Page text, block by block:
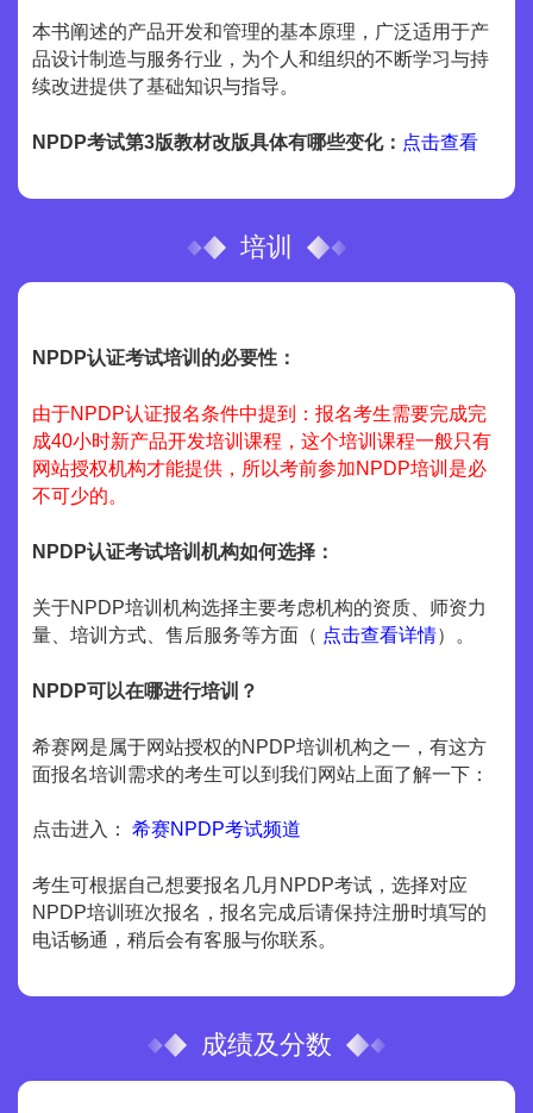
本书阐述的产品开发和管理的基本原理，广泛适用于产
品设计制造与服务行业，为个人和组织的不断学习与持
续改进提供了基础知识与指导。
NPDP考试第3版教材改版具体有哪些变化： 点击查看
培训
NPDP认证考试培训的必要性：
由于NPDP认证报名条件中提到：报名考生需要完成完
成40小时新产品开发培训课程，这个培训课程一般只有
网站授权机构才能提供，所以考前参加NPDP培训是必
不可少的。
NPDP认证考试培训机构如何选择：
关于NPDP培训机构选择主要考虑机构的资质、师资力
量、培训方式、售后服务等方面（ 点击查看详情）。
NPDP可以在哪进行培训？
希赛网是属于网站授权的NPDP培训机构之一，有这方
面报名培训需求的考生可以到我们网站上面了解一下：
点击进入： 希赛NPDP考试频道
考生可根据自己想要报名几月NPDP考试，选择对应
NPDP培训班次报名，报名完成后请保持注册时填写的
电话畅通，稍后会有客服与你联系。
成绩及分数